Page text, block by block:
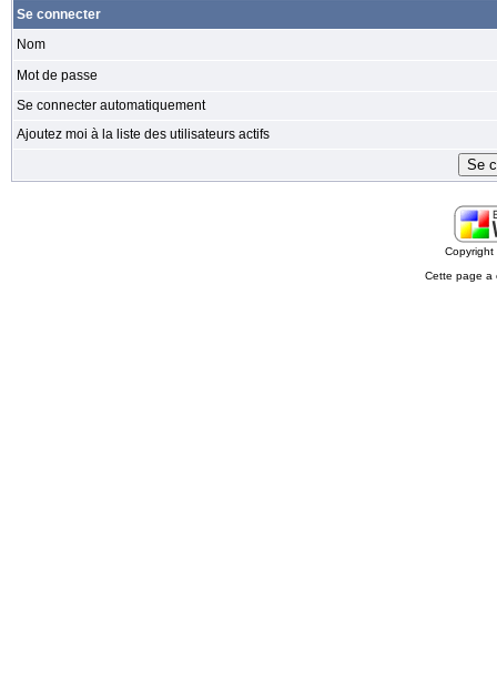
Se connecter
Nom
Mot de passe
Se connecter automatiquement
Ajoutez moi à la liste des utilisateurs actifs
Cette page a